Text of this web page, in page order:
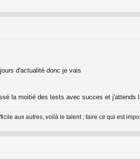
d'actualité donc je vais
la moitié des tests avec succes et j'attends
aux autres, voilà le talent ; faire ce qui est